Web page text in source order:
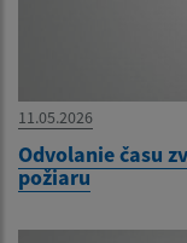
11.05.2026
Odvolanie času
požiaru